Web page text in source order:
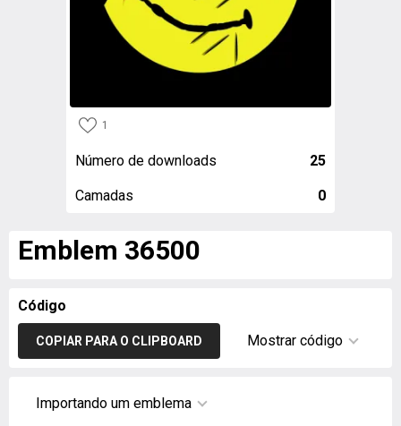
1
Número de downloads 25
Camadas 0
Emblem 36500
Código
COPIAR PARA O CLIPBOARD Mostrar código
Importando um emblema